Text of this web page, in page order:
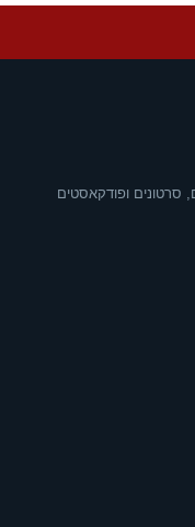
סרטונים ופודקאסטים